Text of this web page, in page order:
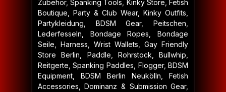
Zubehör, Spanking Tools, Kinky Store, Fetish
Boutique, Party & Club Wear, Kinky Outfits,
Partykleidung, BDSM Gear, Peitschen,
Lederfesseln, Bondage Ropes, Bondage
Seile, Harness, Wrist Wallets, Gay Friendly
Store Berlin, Paddle, Rohrstock, Bullwhip,
Reitgerte, Spanking Paddles, Flogger, BDSM
Equipment, BDSM Berlin Neukölln, Fetish
Accessories, Dominanz & Submission Gear,